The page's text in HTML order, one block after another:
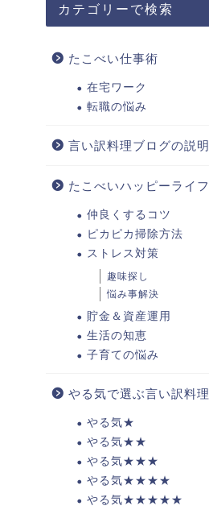
カテゴリーで検索
たこべい仕事術
在宅ワーク
転職の悩み
言い訳料理ブログの説明
たこべいハッピーライフ
仲良くするコツ
ピカピカ掃除方法
ストレス対策
趣味探し
悩み事解決
貯金＆資産運用
生活の知恵
子育ての悩み
やる気で選ぶ言い訳料理
やる気★
やる気★★
やる気★★★
やる気★★★★
やる気★★★★★